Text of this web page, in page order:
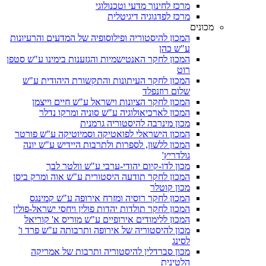
מרכז לחינוך מדעי וטכנולוגי
מרכז לפדגוגיה דיגיטלית
מכונים
המכון להיסטוריה ופילוסופיה של המדעים והרעיונות
ע"ש כהן
המכון לחקר האנטישמיות והגזענות בימינו ע"ש סטפן
רוט
המכון לחקר העיתונות והתקשורת היהודית ע"ש
שלום רוזנפלד
המכון לחקר הציונות וישראל ע"ש חיים וייצמן
המכון לארכיאולוגיה ע"ש סוניה ומרקו נדלר
מכון מינרבה להיסטוריה גרמנית
המכון הישראלי לפואטיקה וסמיוטיקה ע"ש פורטר
המכון ללשון, לספרות ולתרבות היידיש ע"ש יונה
גולדריץ'
מכון לדו-קיום יהודי-ערבי ע"ש וולטר לבך
המכון לחקר תודעה היסטורית ע"ש אוה ומרק ביסן
מכון קוטלר
המכון לחקר רוסיה ומזרח אירופה ע"ש קמינגס
המכון לחקר תולדות יהדות פולין ויחסי ישראל-פולין
המכון ללימודים אירופיים ע"ש מוריס א' קוריאל
מכון להיסטוריה של אירופה ותרבותה ע"ש פרד ו'
לסינג
מכון סברדלין להיסטוריה ותרבות של אמריקה
הלטינית